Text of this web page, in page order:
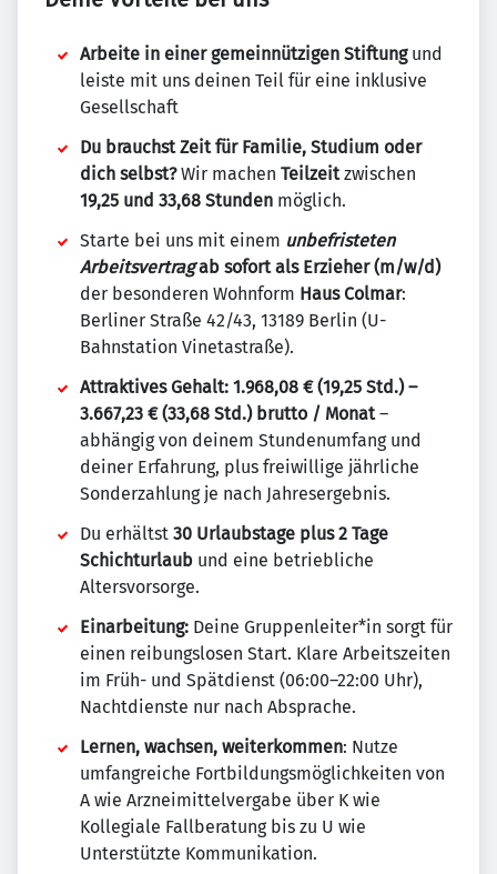
Arbeite in einer gemeinnützigen Stiftungund
leiste mit uns deinen Teil für eine inklusive
Gesellschaft
Du brauchst Zeit für Familie, Studium oder
dich selbst?Wir machen Teilzeitzwischen
19,25 und 33,68 Stunden möglich.
Starte bei uns mit einem unbefristeten
Arbeitsvertrag ab sofort als Erzieher (m/w/d)
der besonderen Wohnform Haus Colmar:
Berliner Straße 42/43, 13189 Berlin (U-
Bahnstation Vinetastraße).
Attraktives Gehalt: 1.968,08 € (19,25 Std.) –
3.667,23 € (33,68 Std.) brutto / Monat–
abhängig von deinem Stundenumfang und
deiner Erfahrung, plus freiwillige jährliche
Sonderzahlung je nach Jahresergebnis.
Du erhältst 30 Urlaubstage plus 2 Tage
Schichturlaub und eine betriebliche
Altersvorsorge.
Einarbeitung: Deine Gruppenleiter*in sorgt für
einen reibungslosen Start. Klare Arbeitszeiten
im Früh- und Spätdienst (06:00–22:00 Uhr),
Nachtdienste nur nach Absprache.
Lernen, wachsen, weiterkommen: Nutze
umfangreiche Fortbildungsmöglichkeiten von
A wie Arzneimittelvergabe über K wie
Kollegiale Fallberatung bis zu U wie
Unterstützte Kommunikation.